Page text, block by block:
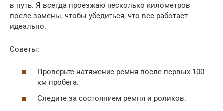
в путь. Я всегда проезжаю несколько километров
после замены, чтобы убедиться, что все работает
идеально.
Советы:
Проверьте натяжение ремня после первых 100
км пробега.
Следите за состоянием ремня и роликов.